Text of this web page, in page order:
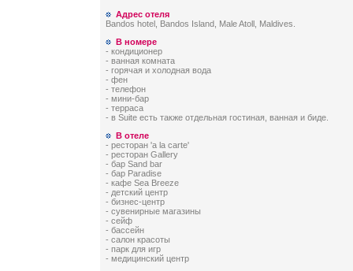
Адрес отеля
Bandos hotel, Bandos Island, Male Atoll, Maldives.
В номере
- кондиционер
- ванная комната
- горячая и холодная вода
- фен
- телефон
- мини-бар
- терраса
- в Suite есть также отдельная гостиная, ванная и биде.
В отеле
- ресторан 'a la carte'
- ресторан Gallery
- бар Sand bar
- бар Paradise
- кафе Sea Breeze
- детский центр
- бизнес-центр
- сувенирные магазины
- сейф
- бассейн
- салон красоты
- парк для игр
- медицинский центр